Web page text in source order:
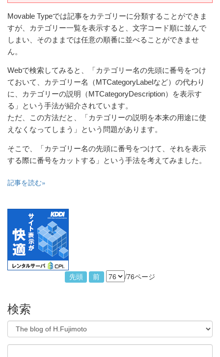
Movable Typeでは記事をカテゴリーに分類することができま
すが、カテゴリー一覧を表示すると、文字コード順に並んで
しまい、そのままでは任意の順番に並べることができませ
ん。
Webで検索してみると、「カテゴリー名の先頭に番号をつけ
ておいて、カテゴリー名（MTCategoryLabelなど）の代わり
に、カテゴリーの説明（MTCategoryDescription）を表示す
る」という手法が紹介されています。
ただ、この方法だと、「カテゴリーの説明を本来の用途に使
えなくなってしまう」という問題があります。
そこで、「カテゴリー名の先頭に番号をつけて、それを表示
する際に番号をカットする」という手法を考えてみました。
記事を読む
先頭 前 /76ページ
検索